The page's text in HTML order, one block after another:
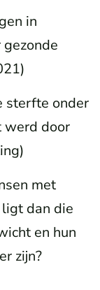
in
sterfte onder
werd door
met
dan die
en hun
zijn?